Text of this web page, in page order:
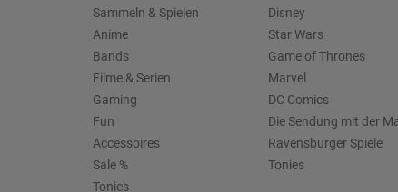
Sammeln & Spielen
Anime
Bands
Filme & Serien
Gaming
Fun
Accessoires
Sale %
Tonies
Disney
Star Wars
Game of Thrones
Marvel
DC Comics
Die Sendung mit der
Ravensburger Spiele
Tonies